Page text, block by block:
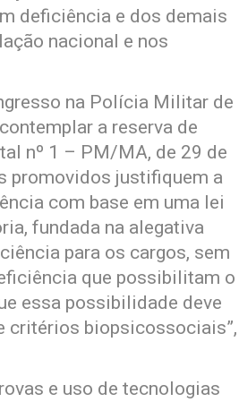
deficiência e dos demais
nacional e nos
na Polícia Militar de
a reserva de
nº 1 – PM/MA, de 29 de
promovidos justifiquem a
com base em uma lei
fundada na alegativa
para os cargos, sem
que possibilitam o
essa possibilidade deve
critérios biopsicossociais”,
e uso de tecnologias